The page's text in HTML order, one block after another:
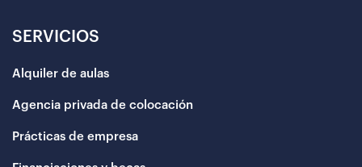
SERVICIOS
Alquiler de aulas
Agencia privada de colocación
Prácticas de empresa